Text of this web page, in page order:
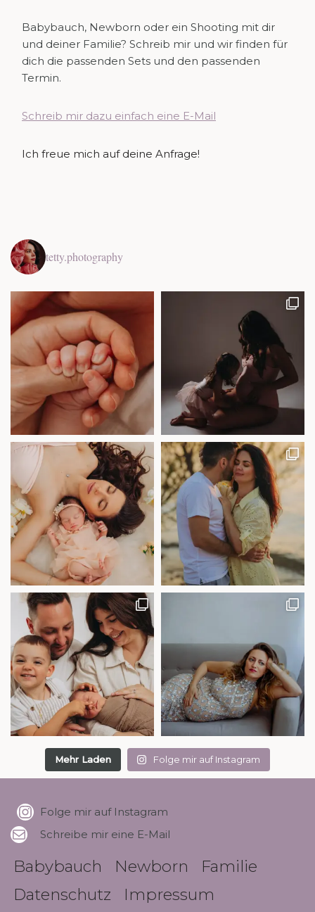
Babybauch, Newborn oder ein Shooting mit dir
und deiner Familie? Schreib mir und wir finden für
dich die passenden Sets und den passenden
Termin.
Schreib mir dazu einfach eine E-Mail
Ich freue mich auf deine Anfrage!
tetty.photography
Mehr Laden Folge mir auf Instagram
Folge mir auf Instagram
Schreibe mir eine E-Mail
Babybauch Newborn
Familie
Datenschutz
Impressum